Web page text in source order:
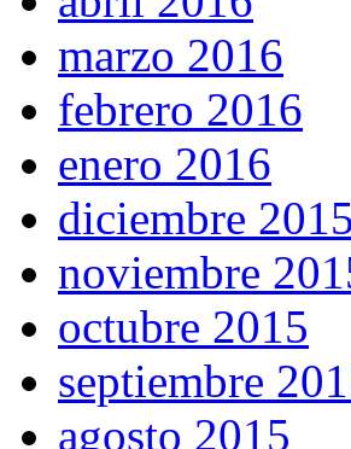
marzo 2016
febrero 2016
enero 2016
diciembre 2015
noviembre
octubre 2015
septiembre
agosto 2015